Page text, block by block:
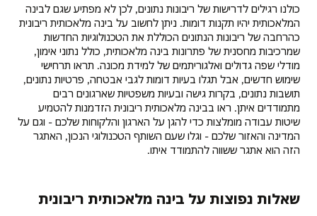
כולנו רגילים לדרישות של ריבונות נתונים, לכן לא מפתיע שגם לבינה
המלאכותית יהיו תקנות דומות. ניתן לחשוב על בינה מלאכותית ריבונית
כהרחבה של ריבונות הנתונים הכוללת את הטכנולוגיות החדשות
שמרכיבות מחסנית של פתרונות בינה מלאכותית, כולל נתוני אימון,
מודלי שפה גדולים ואלגוריתמים של למידת מכונה. תראו תרחישי
שימוש חדשים, אבל תגלו בעיות דומות לגבי אבטחה, פרטיות נתונים,
תושבות נתונים, בקרות גישה ובעיות משפטיות שארגונים רבים
מתמודדים איתן. ראו בבינה מלאכותית ריבונית הזדמנות להטמיע
שיטות עבודה מומלצות כדי להגן על הארגון והלקוחות שלכם - וגם על
המדינה והאזור שלכם - וגלו שעם השותף הטכנולוגי הנכון, האתגר
הזה הוא אתגר ששווה להתמודד איתו.
שאלות נפוצות על בינה מלאכותית ריבונית